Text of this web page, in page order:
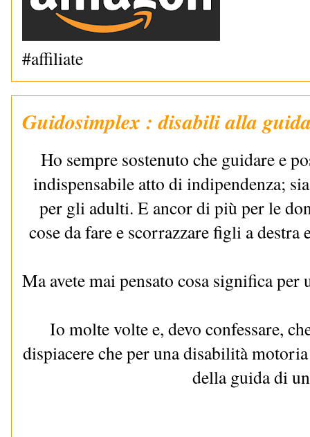
#affiliate
Guidosimplex : disabili alla
Ho sempre sostenuto che guidare e
indispensabile atto di indipendenza;
per gli adulti. E ancor di più per le
cose da fare e scorrazzare figli a
Ma avete mai pensato cosa significa
Io molte volte e, devo confessare,
dispiacere che per una disabilità
della guida di